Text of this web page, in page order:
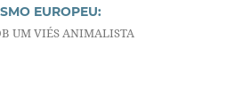
EUROPEU:
UM VIÉS ANIMALISTA